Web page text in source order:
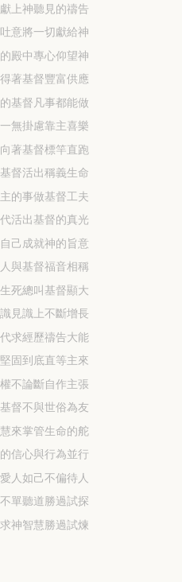
上神聽見的禱告
意將一切獻給神
殿中專心仰望神
著基督豐富供應
基督凡事都能做
無掛慮靠主喜樂
著基督標竿直跑
督活出稱義生命
的事做基督工夫
活出基督的真光
己成就神的旨意
與基督福音相稱
死總叫基督顯大
見識上不斷增長
求經歷禱告大能
固到底直等主來
不論斷自作主張
督不與世俗為友
來掌管生命的舵
信心與行為並行
人如己不偏待人
單聽道勝過試探
神智慧勝過試煉